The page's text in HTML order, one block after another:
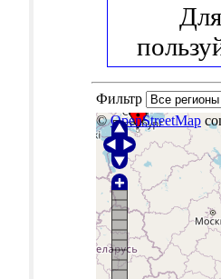
Фильтр
©OpenStreetMap